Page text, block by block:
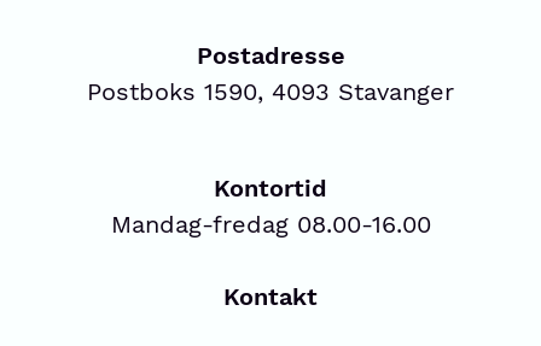
Postadresse
Postboks 1590, 4093 Stavanger
Kontortid
Mandag-fredag 08.00-16.00
Kontakt